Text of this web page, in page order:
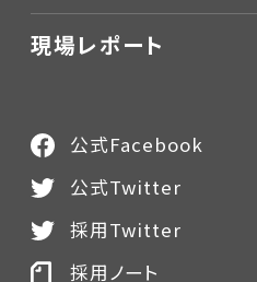
現場レポート
公式Facebook
公式Twitter
採用Twitter
採用ノート